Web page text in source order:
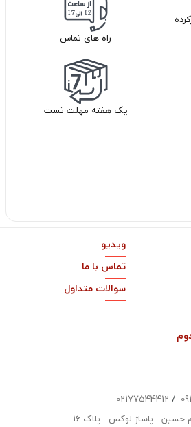
راه های تماس
یک هفته مهلت تست
ویدیو
تماس با ما
سوالات متداول
/
02177544412
حسین - پاساژ لوکس - پلاک 16